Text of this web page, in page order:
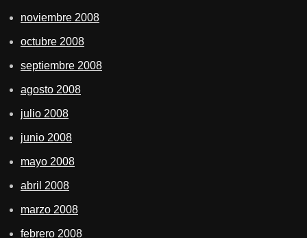
noviembre 2008
octubre 2008
septiembre 2008
agosto 2008
julio 2008
junio 2008
mayo 2008
abril 2008
marzo 2008
febrero 2008